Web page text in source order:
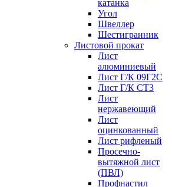
катанка
Угол
Швеллер
Шестигранник
Листовой прокат
Лист
алюминиевый
Лист Г/К 09Г2С
Лист Г/К СТ3
Лист
нержавеющий
Лист
оцинкованный
Лист рифленый
Просечно-
вытяжной лист
(ПВЛ)
Профнастил